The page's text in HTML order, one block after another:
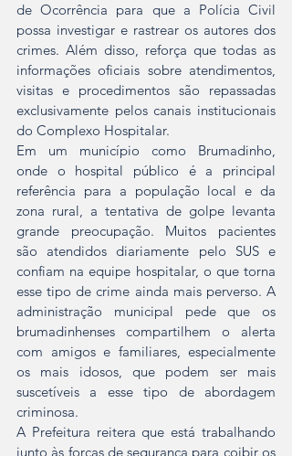
de Ocorrência para que a Polícia Civil
possa investigar e rastrear os autores dos
crimes. Além disso, reforça que todas as
informações oficiais sobre atendimentos,
visitas e procedimentos são repassadas
exclusivamente pelos canais institucionais
do Complexo Hospitalar.
Em um município como Brumadinho,
onde o hospital público é a principal
referência para a população local e da
zona rural, a tentativa de golpe levanta
grande preocupação. Muitos pacientes
são atendidos diariamente pelo SUS e
confiam na equipe hospitalar, o que torna
esse tipo de crime ainda mais perverso. A
administração municipal pede que os
brumadinhenses compartilhem o alerta
com amigos e familiares, especialmente
os mais idosos, que podem ser mais
suscetíveis a esse tipo de abordagem
criminosa.
A Prefeitura reitera que está trabalhando
junto às forças de segurança para coibir os